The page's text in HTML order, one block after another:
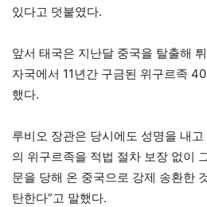
있다고 덧붙였다.
앞서 태국은 지난달 중국을 탈출해
자국에서 11년간 구금된 위구르족
했다.
루비오 장관은 당시에도 성명을 내
의 위구르족을 적법 절차 보장 없이
문을 당해 온 중국으로 강제 송환한
탄한다”고 말했다.